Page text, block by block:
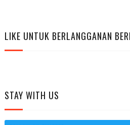
LIKE UNTUK BERLANGGANAN
STAY WITH US